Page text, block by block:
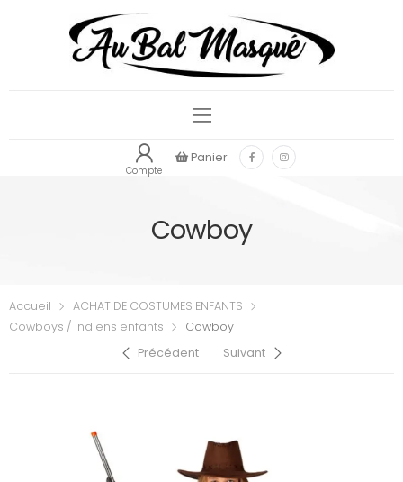
Compte
Panier
Cowboy
Accueil
ACHAT DE COSTUMES ENFANTS
Cowboys / Indiens enfants
Cowboy
Précédent
Suivant